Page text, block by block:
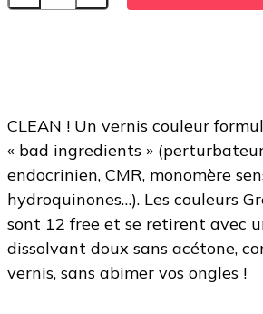
CLEAN ! Un vernis couleur
« bad ingredients »
endocrinien, CMR, monomère
hydroquinones…). Les couleurs
sont 12 free et se retirent avec
dissolvant doux sans acétone,
vernis, sans abimer vos ongles !